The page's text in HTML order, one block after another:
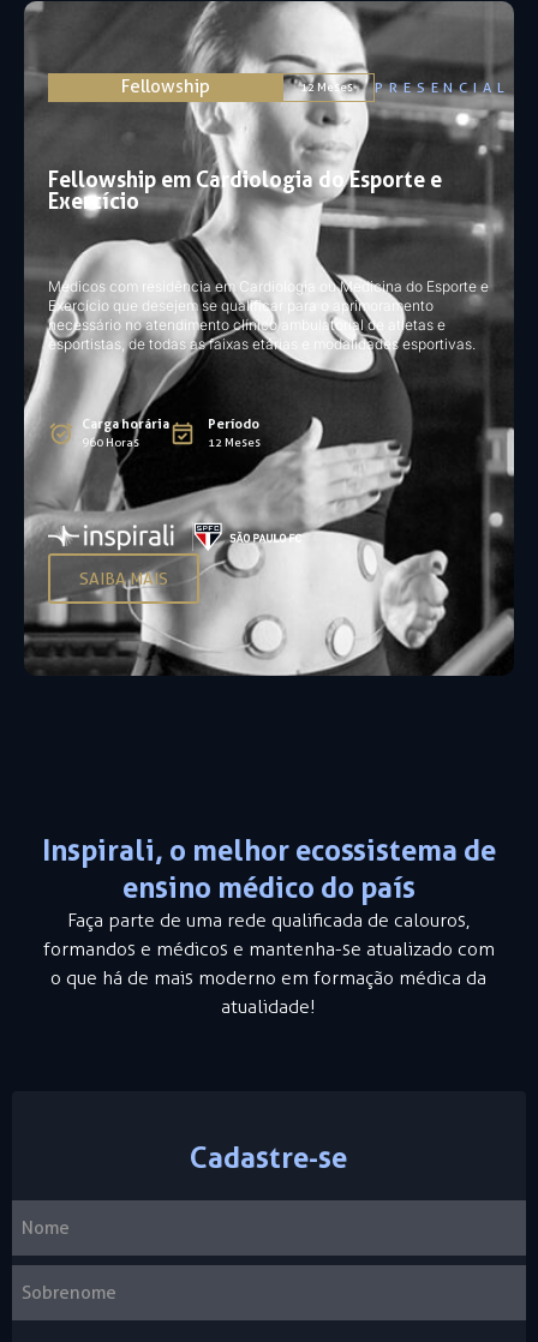
Fellowship em Cardiologia do Esporte e
Exercício
Médicos com residência em Cardiologia ou Medicina do Esporte e
Exercício que desejem se qualificar para o aprimoramento
necessário no atendimento clínico ambulatorial de atletas e
esportistas, de todas as faixas etárias e modalidades esportivas.
Carga horária
960 Horas
Período
12 Meses
Fellowship 12 Meses PRESENCIAL
SAIBA MAIS
Inspirali, o melhor ecossistema de
ensino médico do país
Faça parte de uma rede qualificada de calouros,
formandos e médicos e mantenha-se atualizado com
o que há de mais moderno em formação médica da
atualidade!
Nome
Sobrenome
Cadastre-se